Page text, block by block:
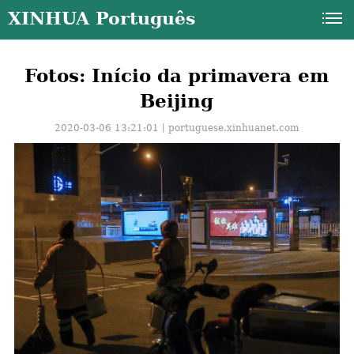
XINHUA Português
Fotos: Início da primavera em
Beijing
2020-03-06 13:21:01丨portuguese.xinhuanet.com